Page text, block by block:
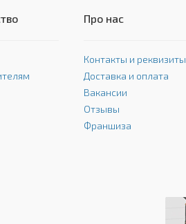
Про нас
Контакты и реквизиты
Доставка и оплата
Вакансии
Отзывы
Франшиза